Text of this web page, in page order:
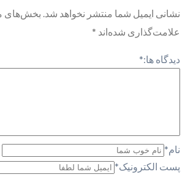
نشانی ایمیل شما منتشر نخواهد شد. بخش‌های
علامت‌گذاری شده‌اند *
دیدگاه ها:*
نام*
پست الکترونیک*